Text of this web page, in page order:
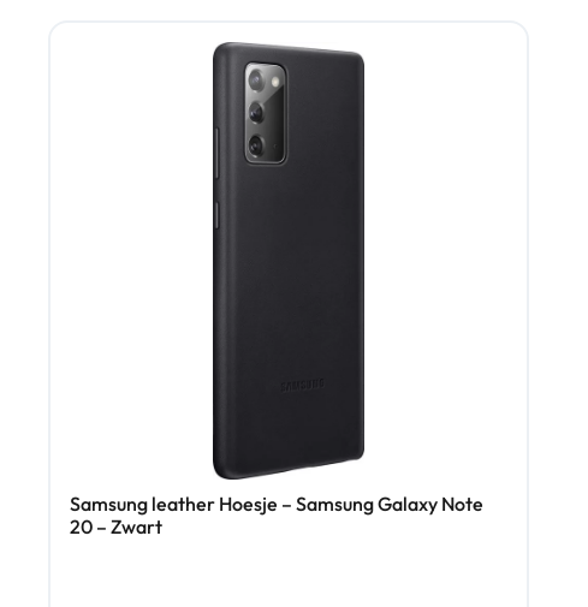
Samsung leather Hoesje – Samsung Galaxy Note
20 – Zwart